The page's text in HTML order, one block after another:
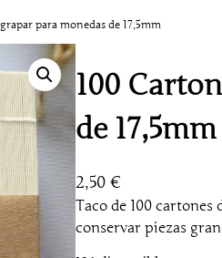
para monedas de 17,5mm
100
de 17,5mm
2,50 €
Taco de 100 cartones
conservar piezas